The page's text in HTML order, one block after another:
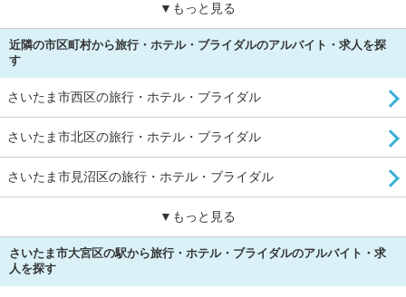
▼もっと見る
近隣の市区町村から旅行・ホテル・ブライダルのアルバイト・求人を探
す
さいたま市西区の旅行・ホテル・ブライダル
さいたま市北区の旅行・ホテル・ブライダル
さいたま市見沼区の旅行・ホテル・ブライダル
▼もっと見る
さいたま市大宮区の駅から旅行・ホテル・ブライダルのアルバイト・求
人を探す